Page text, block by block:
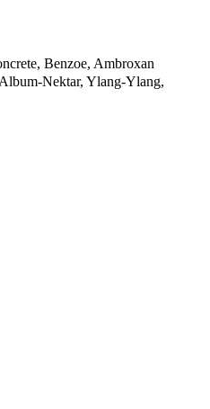
Benzoe, Ambroxan
Nektar, Ylang-Ylang,